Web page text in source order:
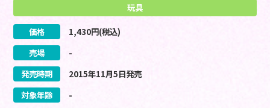
玩具
価格 1,430円(税込)
売場
-
発売時期
2015年11月5日発売
対象年齢
-